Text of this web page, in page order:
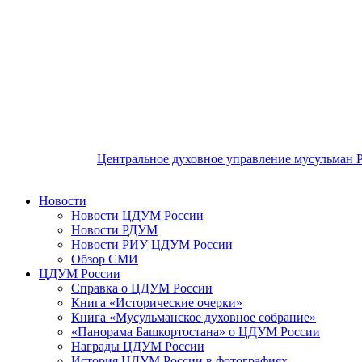
Центральное духовное управление мусульман
Новости
Новости ЦДУМ России
Новости РДУМ
Новости РИУ ЦДУМ России
Обзор СМИ
ЦДУМ России
Справка о ЦДУМ России
Книга «Исторические очерки»
Книга «Мусульманское духовное собрание»
«Панорама Башкортостана» о ЦДУМ России
Награды ЦДУМ России